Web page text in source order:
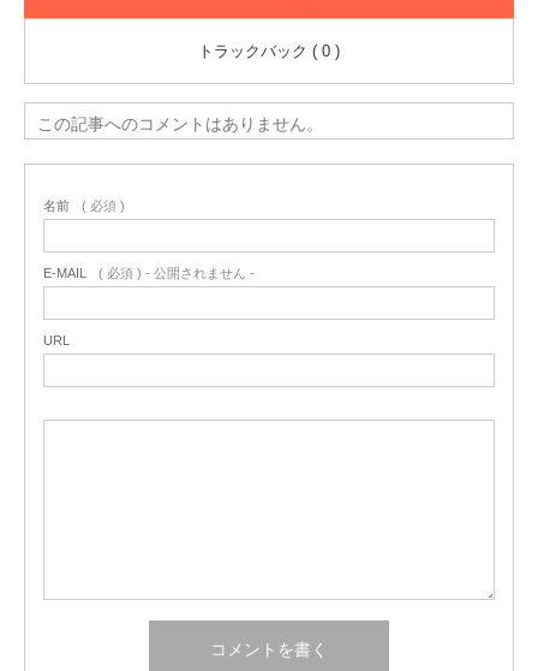
トラックバック ( 0 )
この記事へのコメントはありません。
名前 ( 必須 )
E-MAIL ( 必須 ) - 公開されません -
URL